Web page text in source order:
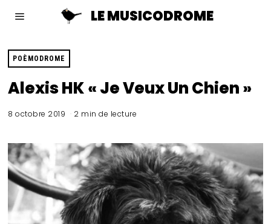
LE MUSICODROME
POÈMODROME
Alexis HK « Je Veux Un Chien »
8 octobre 2019 2 min de lecture